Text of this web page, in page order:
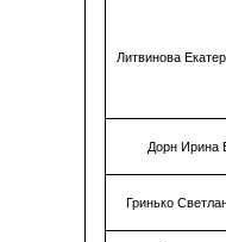
Литвинова
Дорн Ирина
Гринько